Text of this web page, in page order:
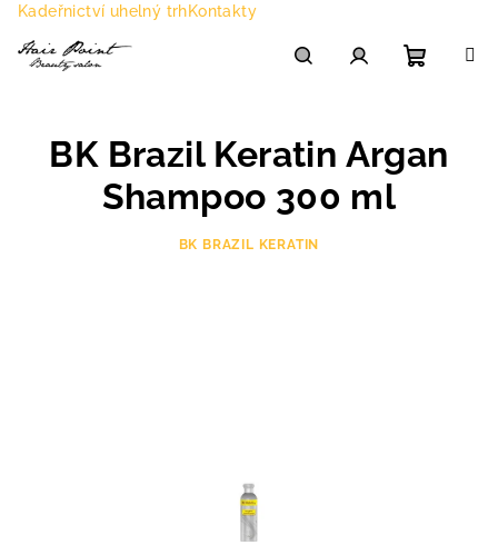
Přejít
obsah
Kadeřnictví uhelný trhKontakty
košík
BK Brazil Keratin Argan
Shampoo 300 ml
BK BRAZIL KERATIN